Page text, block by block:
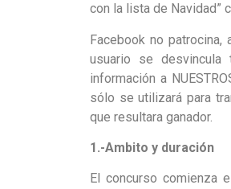
con la lista de Navidad”
Facebook no
usuario se
información a
sólo se utilizará para
que resultara ganador.
1.-Ambito y duración
El concurso